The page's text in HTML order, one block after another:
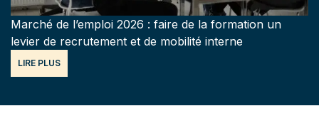
Marché de l’emploi 2026 : faire de la formation un
levier de recrutement et de mobilité interne
LIRE PLUS